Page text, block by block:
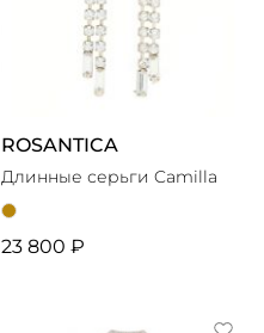
ROSANTICA
Длинные серьги Camilla
23 800 ₽